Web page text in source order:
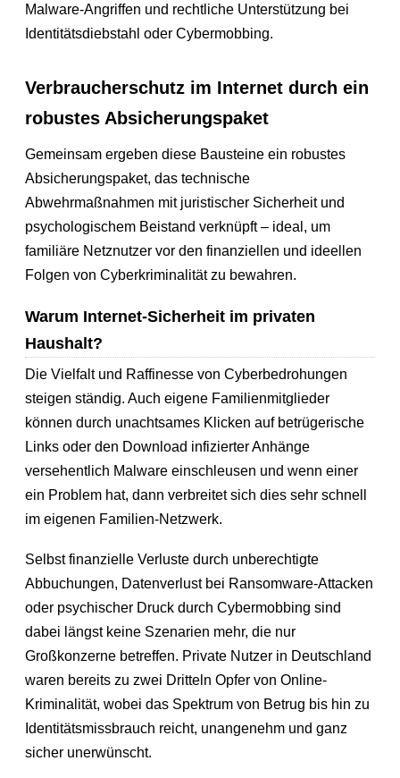
Malware-Angriffen und rechtliche Unterstützung bei
Identitätsdiebstahl oder Cybermobbing.
Verbraucherschutz im Internet durch ein
robustes Absicherungspaket
Gemeinsam ergeben diese Bausteine ein robustes
Absicherungspaket, das technische
Abwehrmaßnahmen mit juristischer Sicherheit und
psychologischem Beistand verknüpft – ideal, um
familiäre Netznutzer vor den finanziellen und ideellen
Folgen von Cyberkriminalität zu bewahren.
Warum Internet-Sicherheit im privaten
Haushalt?
Die Vielfalt und Raffinesse von Cyberbedrohungen
steigen ständig. Auch eigene Familienmitglieder
können durch unachtsames Klicken auf betrügerische
Links oder den Download infizierter Anhänge
versehentlich Malware einschleusen und wenn einer
ein Problem hat, dann verbreitet sich dies sehr schnell
im eigenen Familien-Netzwerk.
Selbst finanzielle Verluste durch unberechtigte
Abbuchungen, Datenverlust bei Ransomware-Attacken
oder psychischer Druck durch Cybermobbing sind
dabei längst keine Szenarien mehr, die nur
Großkonzerne betreffen. Private Nutzer in Deutschland
waren bereits zu zwei Dritteln Opfer von Online-
Kriminalität, wobei das Spektrum von Betrug bis hin zu
Identitätsmissbrauch reicht, unangenehm und ganz
sicher unerwünscht.